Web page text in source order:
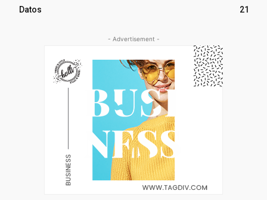
Datos
21
- Advertisement -